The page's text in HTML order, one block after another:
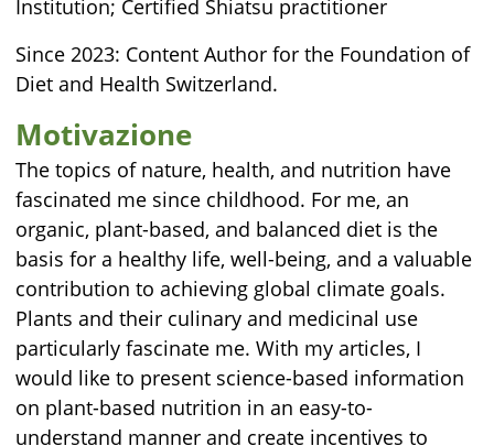
Institution; Certified Shiatsu practitioner
Since 2023: Content Author for the Foundation of
Diet and Health Switzerland.
Motivazione
The topics of nature, health, and nutrition have
fascinated me since childhood. For me, an
organic, plant-based, and balanced diet is the
basis for a healthy life, well-being, and a valuable
contribution to achieving global climate goals.
Plants and their culinary and medicinal use
particularly fascinate me. With my articles, I
would like to present science-based information
on plant-based nutrition in an easy-to-
understand manner and create incentives to